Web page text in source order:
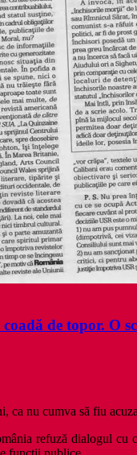
de topor. O
ca nu cumva să fiu
refuză dialogul cu